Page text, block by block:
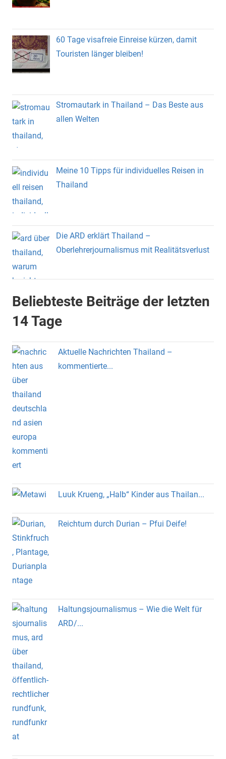
60 Tage visafreie Einreise kürzen, damit
Touristen länger bleiben!
Stromautark in Thailand – Das Beste aus
allen Welten
Meine 10 Tipps für individuelles Reisen in
Thailand
Die ARD erklärt Thailand –
Oberlehrerjournalismus mit Realitätsverlust
Beliebteste Beiträge der letzten
14 Tage
Aktuelle Nachrichten Thailand –
kommentierte...
Luuk Krueng, „Halb“ Kinder aus Thailan...
Reichtum durch Durian – Pfui Deife!
Haltungsjournalismus – Wie die Welt für
ARD/...